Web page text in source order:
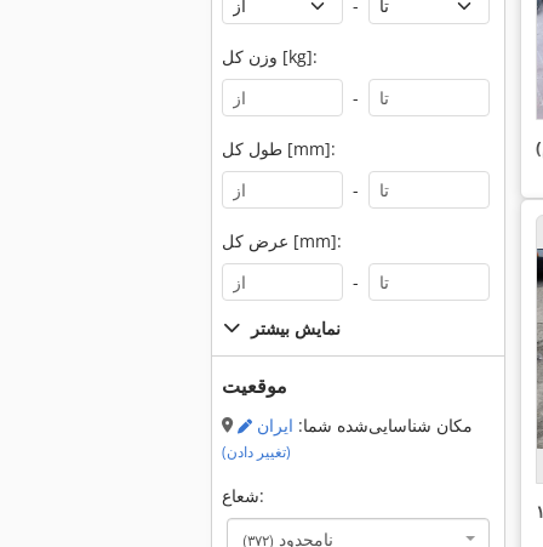
-
وزن کل [kg]:
-
طول کل [mm]:
-
عرض کل [mm]:
-
نمایش بیشتر
موقعیت
مکان شناسایی‌شده شما: ایران
(تغییر دادن)
شعاع:
نامحدود (۳۷۲)